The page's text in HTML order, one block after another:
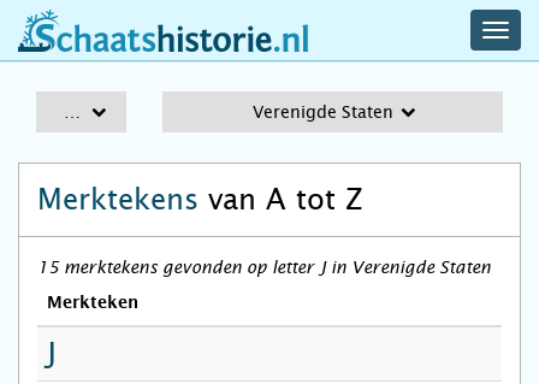
schaatshistorie.nl
Verenigde Staten
Merktekens van A tot Z
15 merktekens gevonden op letter J in Verenigde Staten
Merkteken
J